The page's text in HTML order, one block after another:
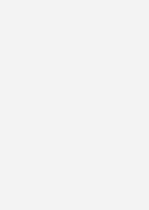
bei hohen
die
Jahresbeginn
geben.
(„Hartz IV")